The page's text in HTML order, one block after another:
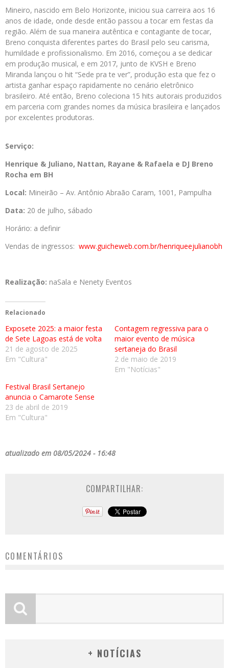
Mineiro, nascido em Belo Horizonte, iniciou sua carreira aos 16
anos de idade, onde desde então passou a tocar em festas da
região. Além de sua maneira autêntica e contagiante de tocar,
Breno conquista diferentes partes do Brasil pelo seu carisma,
humildade e profissionalismo. Em 2016, começou a se dedicar
em produção musical, e em 2017, junto de KVSH e Breno
Miranda lançou o hit “Sede pra te ver”, produção esta que fez o
artista ganhar espaço rapidamente no cenário eletrônico
brasileiro. Até então, Breno coleciona 15 hits autorais produzidos
em parceria com grandes nomes da música brasileira e lançados
por excelentes produtoras.
Serviço:
Henrique & Juliano, Nattan, Rayane & Rafaela e DJ Breno
Rocha em BH
Local: Mineirão – Av. Antônio Abraão Caram, 1001, Pampulha
Data: 20 de julho, sábado
Horário: a definir
Vendas de ingressos: www.guicheweb.com.br/henriqueejulianobh
Realização: naSala e Nenety Eventos
Relacionado
Exposete 2025: a maior festa
de Sete Lagoas está de volta
21 de agosto de 2025
Em "Cultura"
Contagem regressiva para o
maior evento de música
sertaneja do Brasil
2 de maio de 2019
Em "Notícias"
Festival Brasil Sertanejo
anuncia o Camarote Sense
23 de abril de 2019
Em "Cultura"
atualizado em 08/05/2024 - 16:48
COMPARTILHAR:
COMENTÁRIOS
+ NOTÍCIAS